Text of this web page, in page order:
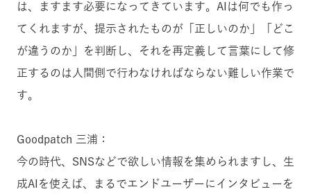
は、ますます必要になってきています。AIは何でも作っ
てくれますが、提示されたものが「正しいのか」「どこ
が違うのか」を判断し、それを再定義して言葉にして修
正するのは人間側で行わなければならない難しい作業で
す。
Goodpatch 三浦：
今の時代、SNSなどで欲しい情報を集められますし、生
成AIを使えば、まるでエンドユーザーにインタビューを